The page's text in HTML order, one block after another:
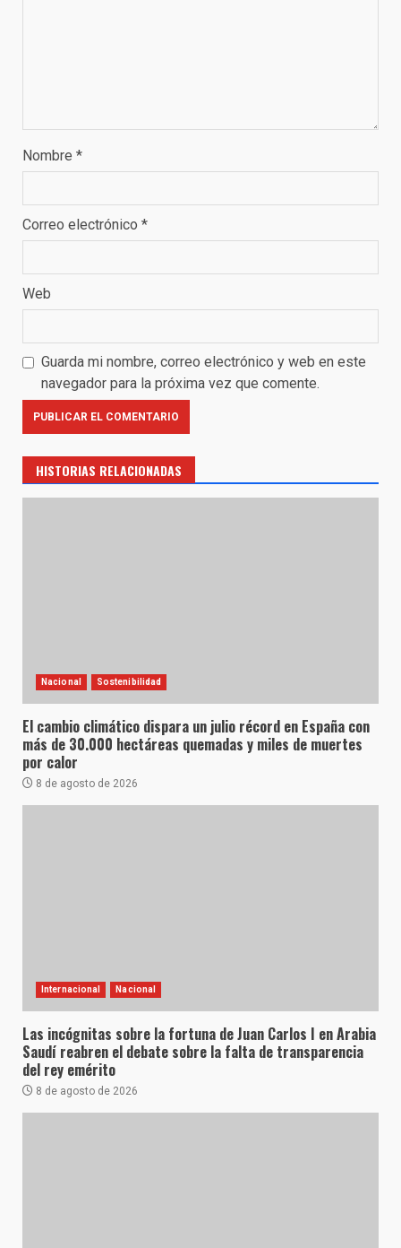
Nombre *
Correo electrónico *
Web
Guarda mi nombre, correo electrónico y web en este
navegador para la próxima vez que comente.
HISTORIAS RELACIONADAS
Nacional Sostenibilidad
El cambio climático dispara un julio récord en España con
más de 30.000 hectáreas quemadas y miles de muertes
por calor
8 de agosto de 2026
Internacional Nacional
Las incógnitas sobre la fortuna de Juan Carlos I en Arabia
Saudí reabren el debate sobre la falta de transparencia
del rey emérito
8 de agosto de 2026